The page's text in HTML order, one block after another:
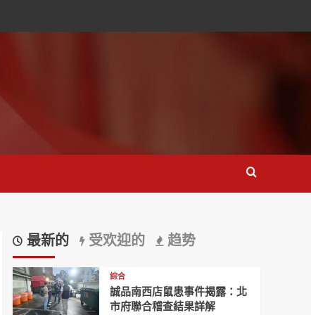
最新的 受欢迎的 趋势
綜合
誠品南西店鼠患事件揭露：北
市府聯合稽查結果詳解